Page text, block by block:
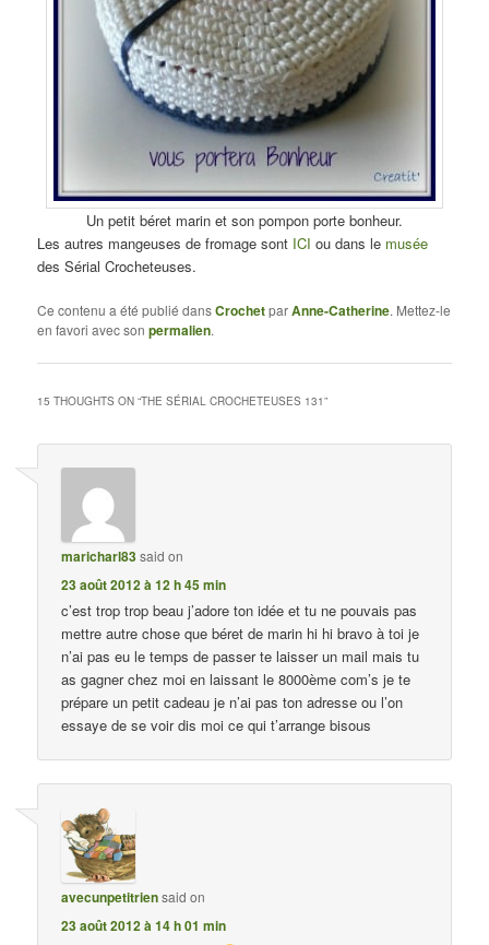
Un petit béret marin et son pompon porte bonheur.
Les autres mangeuses de fromage sont ICI ou dans le musée
des Sérial Crocheteuses.
Ce contenu a été publié dansCrochetparAnne-Catherine. Mettez-le
en favori avec sonpermalien.
15 THOUGHTS ON “THE SÉRIAL CROCHETEUSES 131”
maricharl83said on
23 août 2012 à 12 h 45 min
c’est trop trop beau j’adore ton idée et tu ne pouvais pas
mettre autre chose que béret de marin hi hi bravo à toi je
n’ai pas eu le temps de passer te laisser un mail mais tu
as gagner chez moi en laissant le 8000ème com’s je te
prépare un petit cadeau je n’ai pas ton adresse ou l’on
essaye de se voir dis moi ce qui t’arrange bisous
avecunpetitriensaid on
23 août 2012 à 14 h 01 min